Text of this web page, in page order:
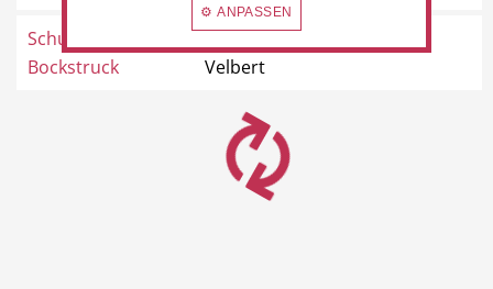
Schuhhaus
Bockstruck
Voßkuhlstraße 35, 42555
Velbert
⚙ ANPASSEN